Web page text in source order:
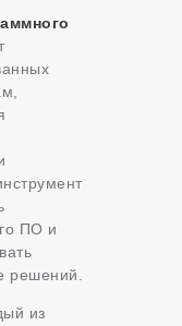
ПО и
решений.
из